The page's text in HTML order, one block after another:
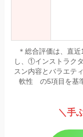
＊総合評価は、直
し、①インストラ
スン内容とバラエ
軟性 の5項目を基
＼手